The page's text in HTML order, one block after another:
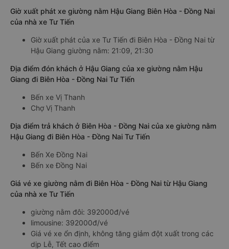
Giờ xuất phát xe giường nằm Hậu Giang Biên Hòa - Đồng Nai
của nhà xe Tư Tiến
Giờ xuất phát của xe Tư Tiến đi Biên Hòa - Đồng Nai từ
Hậu Giang giường nằm: 21:09, 21:30
Địa điểm đón khách ở Hậu Giang của xe giường nằm Hậu
Giang đi Biên Hòa - Đồng Nai Tư Tiến
Bến xe Vị Thanh
Chợ Vị Thanh
Địa điểm trả khách ở Biên Hòa - Đồng Nai của xe giường nằm
Hậu Giang đi Biên Hòa - Đồng Nai Tư Tiến
Bến Xe Đồng Nai
Bến xe Đồng Nai
Giá vé xe giường nằm đi Biên Hòa - Đồng Nai từ Hậu Giang
của nhà xe Tư Tiến
giường nằm đôi: 392000đ/vé
limousine: 392000đ/vé
Giá vé xe ổn định, không tăng giảm đột xuất trong các
dịp Lễ, Tết cao điểm